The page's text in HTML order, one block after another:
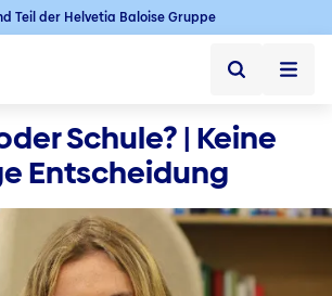
Teil der Helvetia Baloise Gruppe
Schweiz
Schule? | Keine
Entscheidung